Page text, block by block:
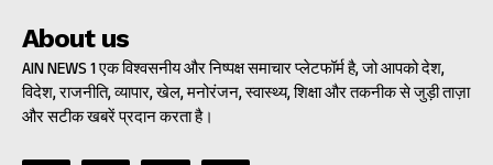
About us
AIN NEWS 1 एक विश्वसनीय और निष्पक्ष समाचार प्लेटफॉर्म है, जो आपको देश,
विदेश, राजनीति, व्यापार, खेल, मनोरंजन, स्वास्थ्य, शिक्षा और तकनीक से जुड़ी ताज़ा
और सटीक खबरें प्रदान करता है।